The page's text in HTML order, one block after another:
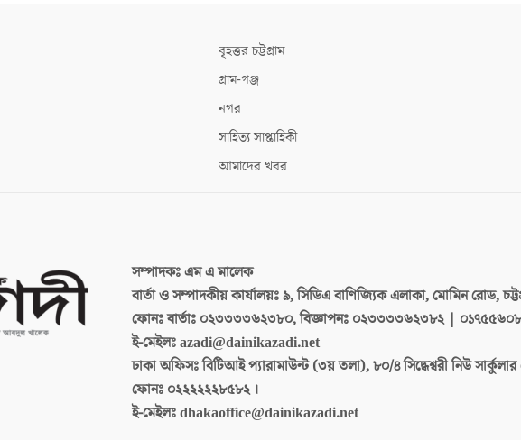
বৃহত্তর চট্টগ্রাম
গ্রাম-গঞ্জ
নগর
সাহিত্য সাপ্তাহিকী
আমাদের খবর
সম্পাদকঃএম এ মালেক
বার্তা ও সম্পাদকীয় কার্যালয়ঃ৯, সিডিএ বাণিজ্যিক এলাকা, মোমিন রোড,
ফোনঃ বার্তাঃ ০২৩৩৩৩৬২৩৮০, বিজ্ঞাপনঃ ০২৩৩৩৩৬২৩৮২ |
ই-মেইলঃazadi@dainikazadi.net
ঢাকা অফিসঃবিটিআই প্যারামাউন্ট (৩য় তলা), ৮০/৪ সিদ্ধেশ্বরী নিউ
ফোনঃ ০২২২২২২৮৫৮২ ।
ই-মেইলঃdhakaoffice@dainikazadi.net